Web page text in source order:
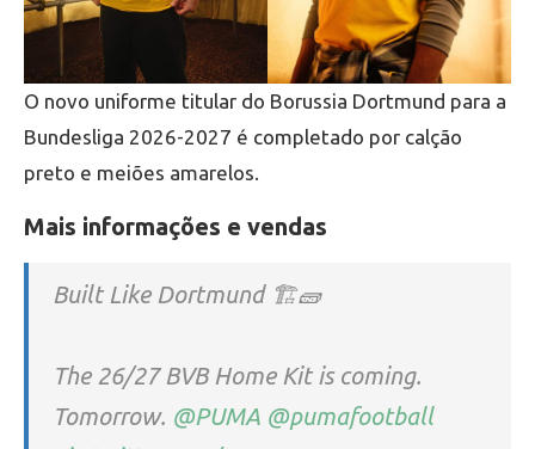
O novo uniforme titular do Borussia Dortmund para a
Bundesliga 2026-2027 é completado por calção
preto e meiões amarelos.
Mais informações e vendas
Built Like Dortmund 🏗️🧱
The 26/27 BVB Home Kit is coming.
Tomorrow. @PUMA @pumafootball